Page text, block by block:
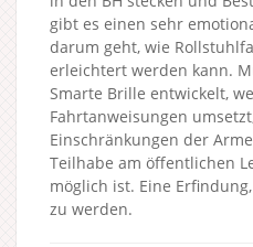
gibt es einen sehr
darum geht, wie
erleichtert werden kann.
Smarte Brille entwickelt,
Fahrtanweisungen
Einschränkungen der
Teilhabe am öffentlichen
möglich ist. Eine
zu werden.